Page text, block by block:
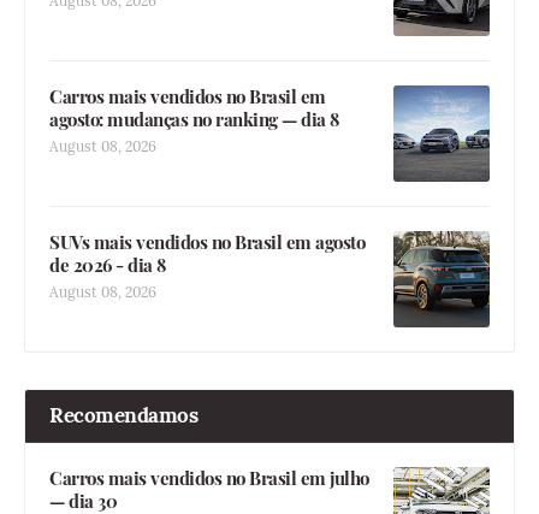
Carros mais vendidos no Brasil em
agosto: mudanças no ranking — dia 8
August 08, 2026
SUVs mais vendidos no Brasil em agosto
de 2026 - dia 8
August 08, 2026
Recomendamos
Carros mais vendidos no Brasil em julho
— dia 30